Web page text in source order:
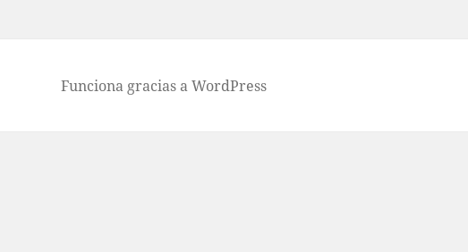
Funciona gracias a WordPress